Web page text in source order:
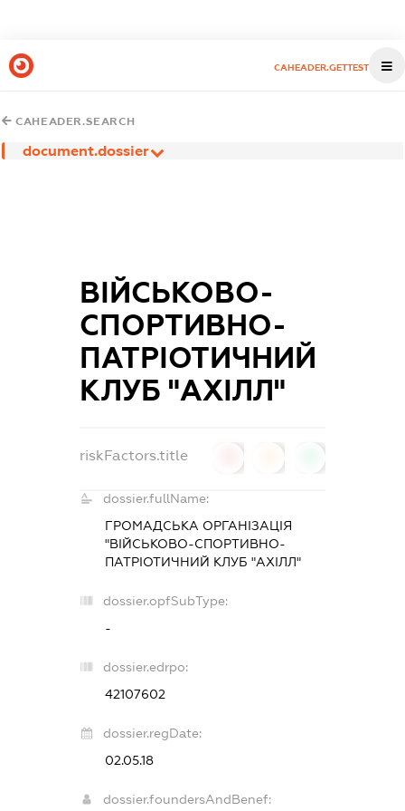
CAHEADER.GETTEST
CAHEADER.SEARCH
document.dossier
ВІЙСЬКОВО-
СПОРТИВНО-
ПАТРІОТИЧНИЙ
КЛУБ "АХІЛЛ"
riskFactors.title
dossier.fullName:
ГРОМАДСЬКА ОРГАНІЗАЦІЯ
"ВІЙСЬКОВО-СПОРТИВНО-
ПАТРІОТИЧНИЙ КЛУБ "АХІЛЛ"
dossier.opfSubType:
-
dossier.edrpo:
42107602
dossier.regDate:
02.05.18
dossier.foundersAndBenef: